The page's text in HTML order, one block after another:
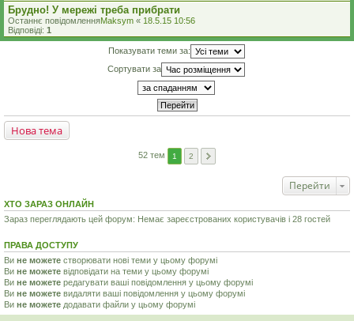
Брудно! У мережі треба прибрати
Останнє повідомленняMaksym « 18.5.15 10:56
Відповіді: 1
Показувати теми за:
Сортувати за
Нова тема
52 тем 1 2
Перейти
ХТО ЗАРАЗ ОНЛАЙН
Зараз переглядають цей форум: Немає зареєстрованих користувачів і 28 гостей
ПРАВА ДОСТУПУ
Ви не можете створювати нові теми у цьому форумі
Ви не можете відповідати на теми у цьому форумі
Ви не можете редагувати ваші повідомлення у цьому форумі
Ви не можете видаляти ваші повідомлення у цьому форумі
Ви не можете додавати файли у цьому форумі